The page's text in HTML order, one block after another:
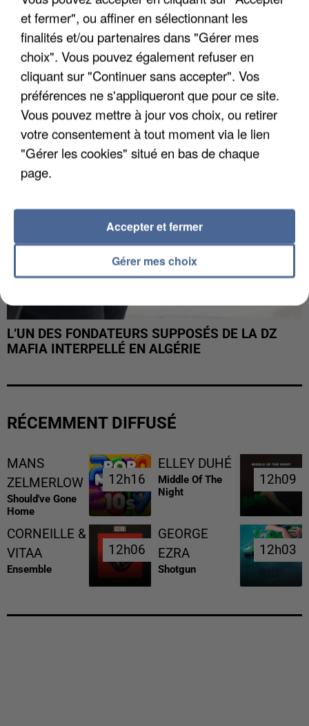
APRÈS TOUTES CES CANICULES, LES REFUGES
DE FAUNE SAUVAGE SONT...
L’UN DES FONDATEURS SUPPOSÉS DE LA DZ
MAFIA INTERPELLÉ EN ALGÉRIE
RÉCEMMENT DIFFUSÉ
MANS
ZELMERLOW
Should've Gone
Home
12h16
12h16
ELLEY DUHÉ
Middle Of The
Night
12h09
12h09
CORNEILLE &
VITAA
Ensemble
12h06
12h06
GEORGE
EZRA
Shotgun
12h03
12h03
et fermer", ou affiner en sélectionnant les
finalités et/ou partenaires dans "Gérer mes
choix". Vous pouvez également refuser en
cliquant sur "Continuer sans accepter". Vos
préférences ne s'appliqueront que pour ce site.
Vous pouvez mettre à jour vos choix, ou retirer
votre consentement à tout moment via le lien
"Gérer les cookies" situé en bas de chaque
page.
Gérer mes choix
Accepter et fermer